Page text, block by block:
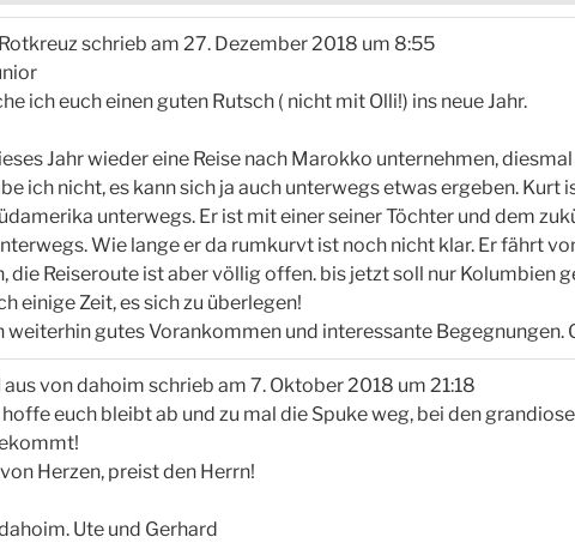
Rotkreuz schrieb am 27. Dezember 2018 um 8:55
ich euch einen guten Rutsch ( nicht mit Olli!) ins neue Jahr.
Jahr wieder eine Reise nach Marokko unternehmen,
ich nicht, es kann sich ja auch unterwegs etwas ergeben. Kurt
unterwegs. Er ist mit einer seiner Töchter und dem
Wie lange er da rumkurvt ist noch nicht klar. Er fährt
die Reiseroute ist aber völlig offen. bis jetzt soll nur Kolumbien
einige Zeit, es sich zu überlegen!
weiterhin gutes Vorankommen und interessante Begegnungen.
ausvon dahoim schrieb am 7. Oktober 2018 um 21:18
euch bleibt ab und zu mal die Spuke weg, bei den
Herzen, preist den Herrn!
Ute und Gerhard